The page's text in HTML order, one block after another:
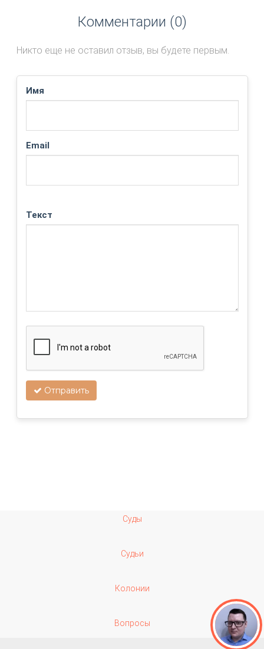
Комментарии (0)
Никто еще не оставил отзыв, вы будете первым.
Имя
Email
Текст
Отправить
Суды
Судьи
Колонии
Вопросы